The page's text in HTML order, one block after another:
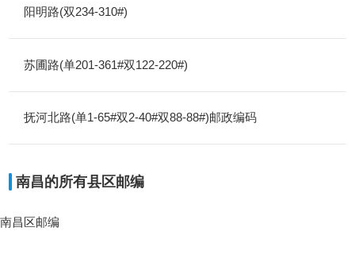
阳明路(双234-310#)
苏圃路(单201-361#双122-220#)
抚河北路(单1-65#双2-40#双88-88#)邮政编码
南昌的所有县区邮编
南昌区邮编